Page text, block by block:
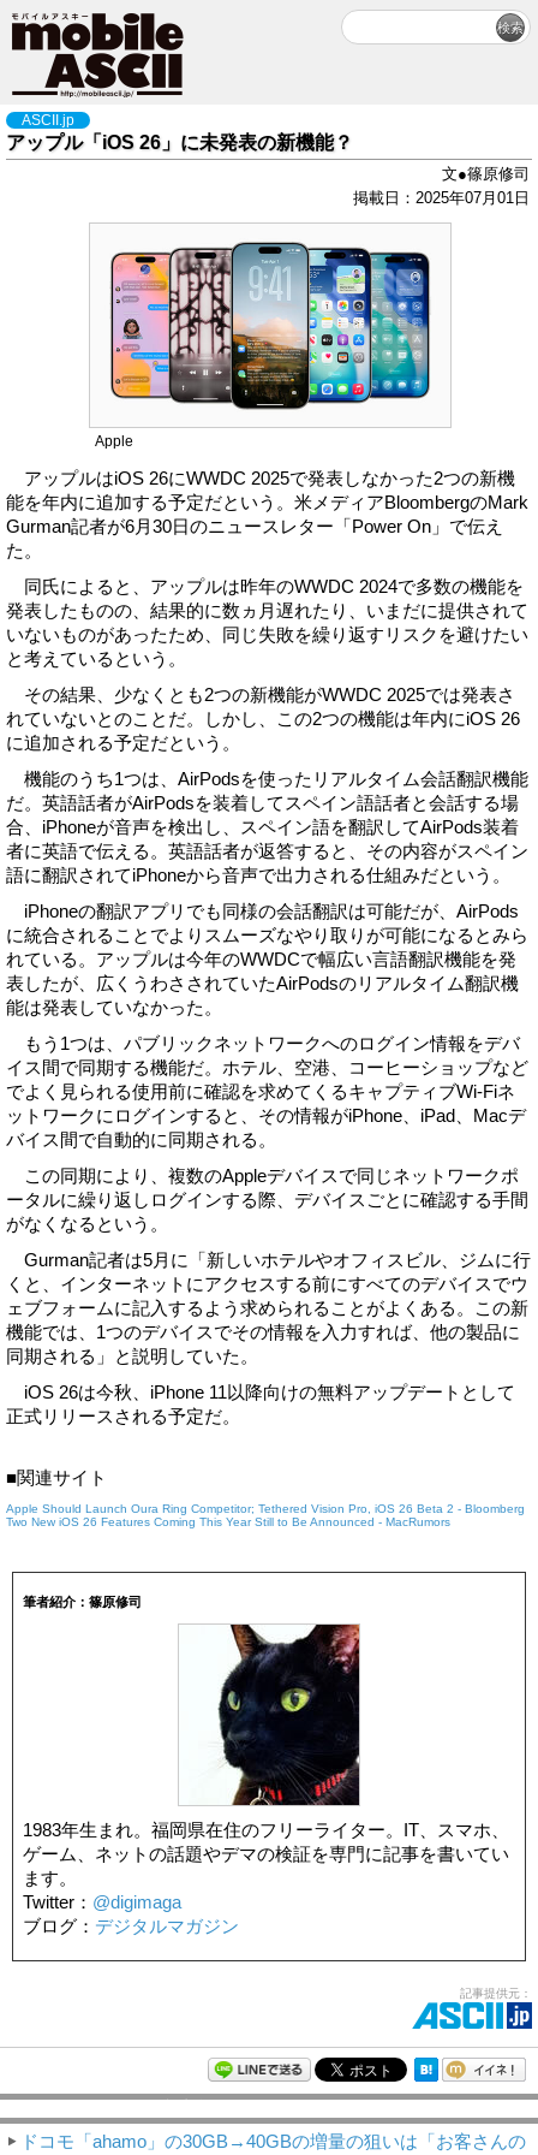
ASCII.jp
アップル「iOS 26」に未発表の新機能？
文●篠原修司
掲載日：2025年07月01日
Apple
アップルはiOS 26にWWDC 2025で発表しなかった2つの新機
能を年内に追加する予定だという。米メディアBloombergのMark
Gurman記者が6月30日のニュースレター「Power On」で伝え
た。
同氏によると、アップルは昨年のWWDC 2024で多数の機能を
発表したものの、結果的に数ヵ月遅れたり、いまだに提供されて
いないものがあったため、同じ失敗を繰り返すリスクを避けたい
と考えているという。
その結果、少なくとも2つの新機能がWWDC 2025では発表さ
れていないとのことだ。しかし、この2つの機能は年内にiOS 26
に追加される予定だという。
機能のうち1つは、AirPodsを使ったリアルタイム会話翻訳機能
だ。英語話者がAirPodsを装着してスペイン語話者と会話する場
合、iPhoneが音声を検出し、スペイン語を翻訳してAirPods装着
者に英語で伝える。英語話者が返答すると、その内容がスペイン
語に翻訳されてiPhoneから音声で出力される仕組みだという。
iPhoneの翻訳アプリでも同様の会話翻訳は可能だが、AirPods
に統合されることでよりスムーズなやり取りが可能になるとみら
れている。アップルは今年のWWDCで幅広い言語翻訳機能を発
表したが、広くうわさされていたAirPodsのリアルタイム翻訳機
能は発表していなかった。
もう1つは、パブリックネットワークへのログイン情報をデバ
イス間で同期する機能だ。ホテル、空港、コーヒーショップなど
でよく見られる使用前に確認を求めてくるキャプティブWi-Fiネ
ットワークにログインすると、その情報がiPhone、iPad、Macデ
バイス間で自動的に同期される。
この同期により、複数のAppleデバイスで同じネットワークポ
ータルに繰り返しログインする際、デバイスごとに確認する手間
がなくなるという。
Gurman記者は5月に「新しいホテルやオフィスビル、ジムに行
くと、インターネットにアクセスする前にすべてのデバイスでウ
ェブフォームに記入するよう求められることがよくある。この新
機能では、1つのデバイスでその情報を入力すれば、他の製品に
同期される」と説明していた。
iOS 26は今秋、iPhone 11以降向けの無料アップデートとして
正式リリースされる予定だ。
■関連サイト
Apple Should Launch Oura Ring Competitor; Tethered Vision Pro, iOS 26 Beta 2 - Bloomberg
Two New iOS 26 Features Coming This Year Still to Be Announced - MacRumors
筆者紹介：篠原修司
1983年生まれ。福岡県在住のフリーライター。IT、スマホ、
ゲーム、ネットの話題やデマの検証を専門に記事を書いてい
ます。
Twitter： @digimaga
ブログ： デジタルマガジン
記事提供元：
ドコモ「ahamo」の30GB→40GBの増量の狙いは「お客さんの